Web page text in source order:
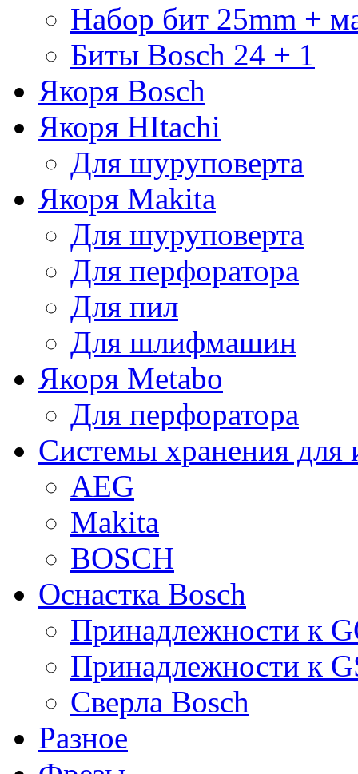
Набор бит 25mm +
Биты Bosch 24 + 1
Якоря Bosch
Якоря HItachi
Для шуруповерта
Якоря Makita
Для шуруповерта
Для перфоратора
Для пил
Для шлифмашин
Якоря Metabo
Для перфоратора
Системы хранения для
AEG
Makita
BOSCH
Оснастка Bosch
Принадлежности к
Принадлежности к
Сверла Bosch
Разное